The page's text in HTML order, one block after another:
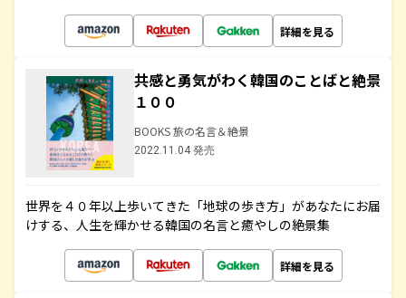
詳細を見る
共感と勇気がわく韓国のことばと絶景
１００
BOOKS 旅の名言＆絶景
2022.11.04 発売
世界を４０年以上歩いてきた「地球の歩き方」があなたにお届
けする、人生を輝かせる韓国の名言と癒やしの絶景集
詳細を見る